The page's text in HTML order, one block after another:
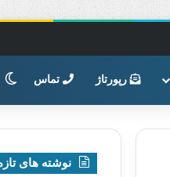
رپورتاژ تماس
نوشته های